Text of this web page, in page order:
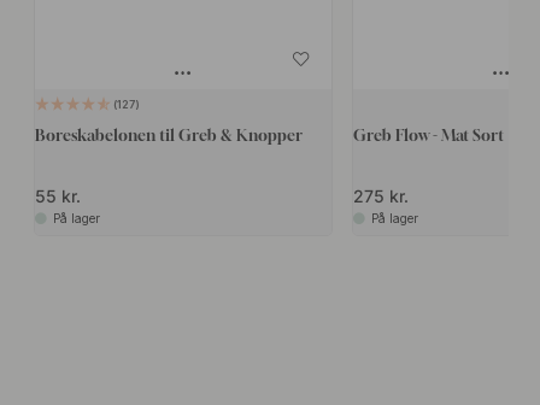
127
Boreskabelonen til Greb & Knopper
55 kr.
På lager
Greb Flow - Mat Sort
275 kr.
På lager